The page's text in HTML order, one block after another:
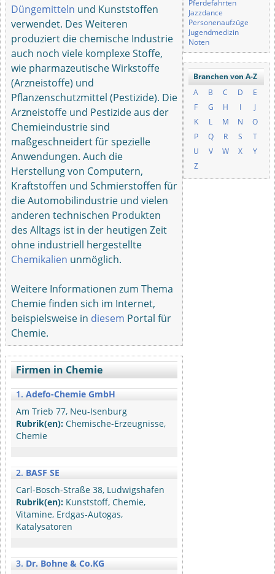
Düngemitteln und Kunststoffen
verwendet. Des Weiteren
produziert die chemische Industrie
auch noch viele komplexe Stoffe,
wie pharmazeutische Wirkstoffe
(Arzneistoffe) und
Pflanzenschutzmittel (Pestizide). Die
Arzneistoffe und Pestizide aus der
Chemieindustrie sind
maßgeschneidert für spezielle
Anwendungen. Auch die
Herstellung von Computern,
Kraftstoffen und Schmierstoffen für
die Automobilindustrie und vielen
anderen technischen Produkten
des Alltags ist in der heutigen Zeit
ohne industriell hergestellte
Chemikalien unmöglich.
Weitere Informationen zum Thema
Chemie finden sich im Internet,
beispielsweise in diesem Portal für
Chemie.
Firmen in Chemie
1. Adefo-Chemie GmbH
Am Trieb 77, Neu-Isenburg
Rubrik(en): Chemische-Erzeugnisse,
Chemie
2. BASF SE
Carl-Bosch-Straße 38, Ludwigshafen
Rubrik(en): Kunststoff, Chemie,
Vitamine, Erdgas-Autogas,
Katalysatoren
3. Dr. Bohne & Co.KG
Pferdefahrten
Jazzdance
Personenaufzüge
Jugendmedizin
Noten
Branchen von A-Z
A
B C D
E
F
G H I
J
K
L M N
O
P
Q R S
T
U
V W X
Y
Z